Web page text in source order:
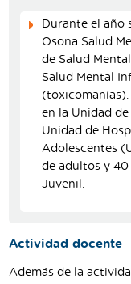
Durante el año
Osona Salud
de Salud
Salud Mental
(toxicomanías).
en la Unidad
Unidad de
Adolescentes
de adultos y
Juvenil.
Actividad docente
Además de la